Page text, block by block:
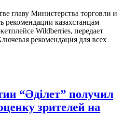
главу Министерства торговли и
рекомендации казахстанцам
Wildberries, передает
рекомендация для всех
“Әділет” получил
зрителей на